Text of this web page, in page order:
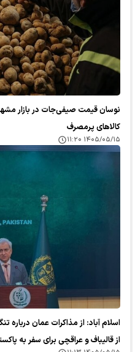
نوسان قیمت صیفی‌جات در بازار
کالا‌های پرمصرف
۱۴۰۵/۰۵/۱۵ ۱۱:۲۰
اسلام آباد: از مذاکرات عمان
از قالیباف و عراقچی برای سفر به